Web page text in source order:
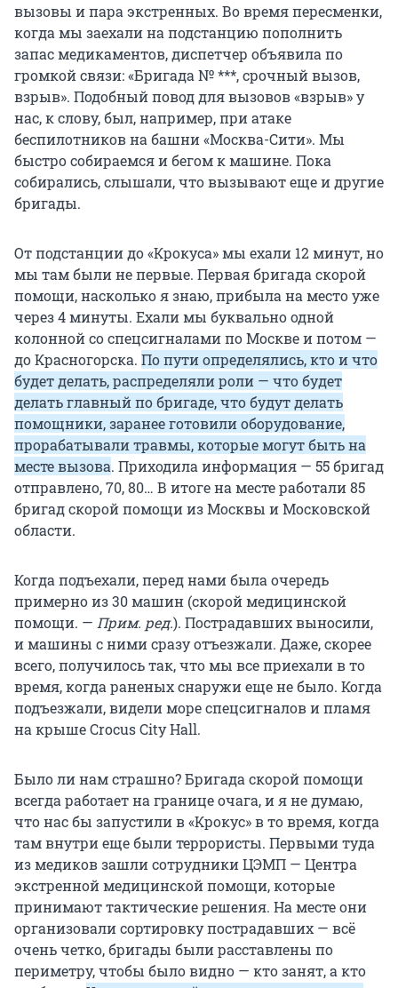
вызовы и пара экстренных. Во время пересменки,
когда мы заехали на подстанцию пополнить
запас медикаментов, диспетчер объявила по
громкой связи: «Бригада № ***, срочный вызов,
взрыв». Подобный повод для вызовов «взрыв» у
нас, к слову, был, например, при атаке
беспилотников на башни «Москва-Сити». Мы
быстро собираемся и бегом к машине. Пока
собирались, слышали, что вызывают еще и другие
бригады.
От подстанции до «Крокуса» мы ехали 12 минут, но
мы там были не первые. Первая бригада скорой
помощи, насколько я знаю, прибыла на место уже
через 4 минуты. Ехали мы буквально одной
колонной со спецсигналами по Москве и потом —
до Красногорска. По пути определялись, кто и что
будет делать, распределяли роли — что будет
делать главный по бригаде, что будут делать
помощники, заранее готовили оборудование,
прорабатывали травмы, которые могут быть на
месте вызова. Приходила информация — 55 бригад
отправлено, 70, 80… В итоге на месте работали 85
бригад скорой помощи из Москвы и Московской
области.
Когда подъехали, перед нами была очередь
примерно из 30 машин (скорой медицинской
помощи. — Прим. ред.). Пострадавших выносили,
и машины с ними сразу отъезжали. Даже, скорее
всего, получилось так, что мы все приехали в то
время, когда раненых снаружи еще не было. Когда
подъезжали, видели море спецсигналов и пламя
на крыше Crocus City Hall.
Было ли нам страшно? Бригада скорой помощи
всегда работает на границе очага, и я не думаю,
что нас бы запустили в «Крокус» в то время, когда
там внутри еще были террористы. Первыми туда
из медиков зашли сотрудники ЦЭМП — Центра
экстренной медицинской помощи, которые
принимают тактические решения. На месте они
организовали сортировку пострадавших — всё
очень четко, бригады были расставлены по
периметру, чтобы было видно — кто занят, а кто